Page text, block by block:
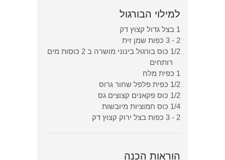
למילוי הבורגול
1 בצל גדול קצוץ דק
2 - 3 כפות שמן זית
1/2 כוס בורגול בינוני מושרה ב 2 כוסות מים
רותחים
1 כפית מלח
1/2 כפית פלפל שחור גרוס
1/2 כוס פקאנים קצוצים גס
1/4 כוס חמוציות מיובשות
2 - 3 כפות בצל ירוק קצוץ דק
הוראות הכנה